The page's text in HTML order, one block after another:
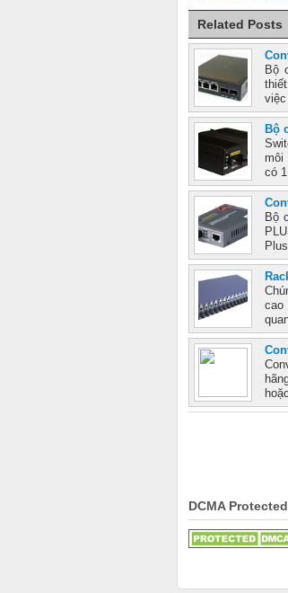
Related Posts
Bộ
Bộ
môi
có
Bộ
cao
DCMA Protected